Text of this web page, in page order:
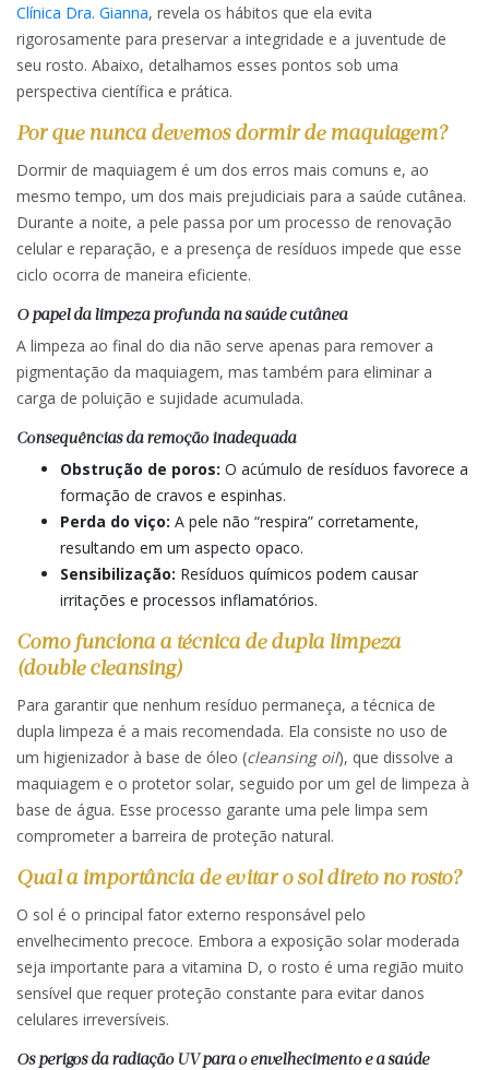
Clínica Dra. Gianna, revela os hábitos que ela evita
rigorosamente para preservar a integridade e a juventude de
seu rosto. Abaixo, detalhamos esses pontos sob uma
perspectiva científica e prática.
Por que nunca devemos dormir de maquiagem?
Dormir de maquiagem é um dos erros mais comuns e, ao
mesmo tempo, um dos mais prejudiciais para a saúde cutânea.
Durante a noite, a pele passa por um processo de renovação
celular e reparação, e a presença de resíduos impede que esse
ciclo ocorra de maneira eficiente.
O papel da limpeza profunda na saúde cutânea
A limpeza ao final do dia não serve apenas para remover a
pigmentação da maquiagem, mas também para eliminar a
carga de poluição e sujidade acumulada.
Consequências da remoção inadequada
Obstrução de poros: O acúmulo de resíduos favorece a
formação de cravos e espinhas.
Perda do viço: A pele não “respira” corretamente,
resultando em um aspecto opaco.
Sensibilização: Resíduos químicos podem causar
irritações e processos inflamatórios.
Como funciona a técnica de dupla limpeza
(double cleansing)
Para garantir que nenhum resíduo permaneça, a técnica de
dupla limpeza é a mais recomendada. Ela consiste no uso de
um higienizador à base de óleo (cleansing oil), que dissolve a
maquiagem e o protetor solar, seguido por um gel de limpeza à
base de água. Esse processo garante uma pele limpa sem
comprometer a barreira de proteção natural.
Qual a importância de evitar o sol direto no rosto?
O sol é o principal fator externo responsável pelo
envelhecimento precoce. Embora a exposição solar moderada
seja importante para a vitamina D, o rosto é uma região muito
sensível que requer proteção constante para evitar danos
celulares irreversíveis.
Os perigos da radiação UV para o envelhecimento e a saúde